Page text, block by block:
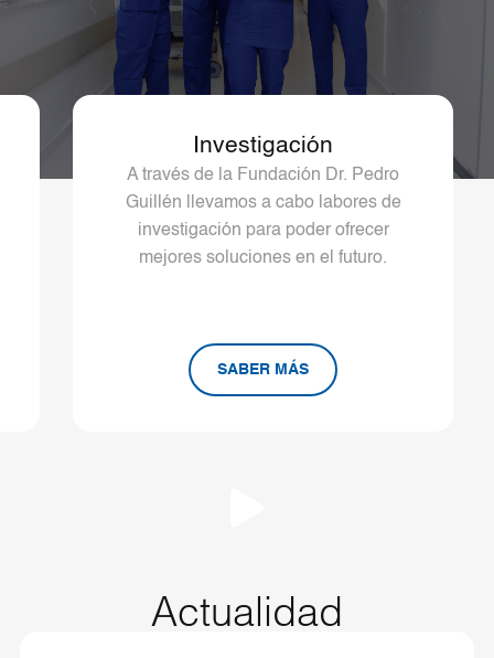
Labor docente
Formamos a los mejores especialistas
a nivel teórico y práctico con másteres,
cursos y programas de rotación en las
especialdiades.
SABER MÁS
Actualidad